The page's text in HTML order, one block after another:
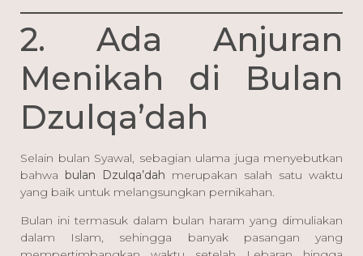
2. Ada Anjuran
Menikah di Bulan
Dzulqa’dah
Selain bulan Syawal, sebagian ulama juga menyebutkan
bahwa bulan Dzulqa’dah merupakan salah satu waktu
yang baik untuk melangsungkan pernikahan.
Bulan ini termasuk dalam bulan haram yang dimuliakan
dalam Islam, sehingga banyak pasangan yang